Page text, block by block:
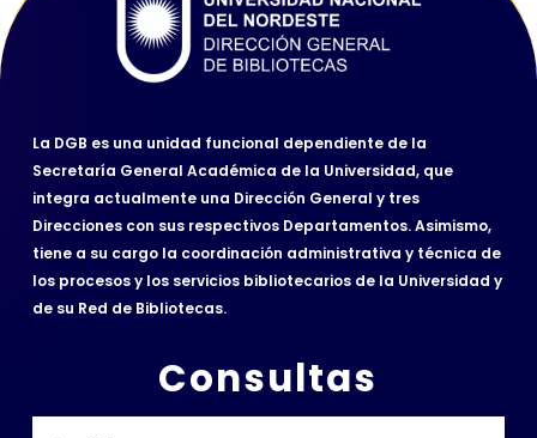
La DGB es una unidad funcional dependiente de la
Secretaría General Académica de la Universidad, que
integra actualmente una Dirección General y tres
Direcciones con sus respectivos Departamentos. Asimismo,
tiene a su cargo la coordinación administrativa y técnica de
los procesos y los servicios bibliotecarios de la Universidad y
de su Red de Bibliotecas.
Consultas